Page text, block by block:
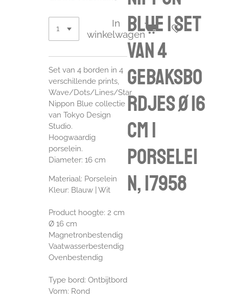
Blue | Set
van 4
gebaksbo
rdjes Ø 16
cm |
Porselei
n, 17958
In
winkelwagen
Set van 4 borden in 4
verschillende prints,
Wave/Dots/Lines/Star
Nippon Blue collectie
van Tokyo Design
Studio.
Hoogwaardig
porselein.
Diameter: 16 cm
Materiaal: Porselein
Kleur: Blauw | Wit
Product hoogte: 2 cm
Ø 16 cm
Magnetronbestendig
Vaatwasserbestendig
Ovenbestendig
Type bord: Ontbijtbord
Vorm: Rond